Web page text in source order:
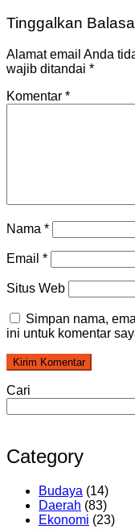
Tinggalkan
Alamat email Anda
wajib ditandai *
Komentar *
Nama *
Email *
Situs Web
Simpan nama,
ini untuk komentar
Cari
Category
Budaya (14)
Daerah (83)
Ekonomi (23)